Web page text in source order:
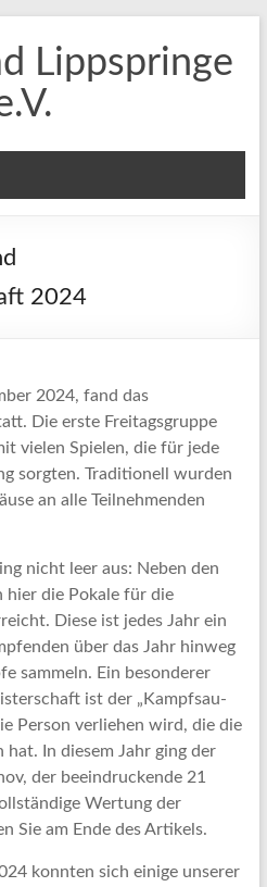
Lippspringe
2024
2024, fand das
Die erste Freitagsgruppe
vielen Spielen, die für jede
sorgten. Traditionell wurden
an alle Teilnehmenden
nicht leer aus: Neben den
hier die Pokale für die
Diese ist jedes Jahr ein
über das Jahr hinweg
sammeln. Ein besonderer
ist der „Kampfsau-
Person verliehen wird, die die
In diesem Jahr ging der
der beeindruckende 21
Wertung der
Sie am Ende des Artikels.
konnten sich einige unserer